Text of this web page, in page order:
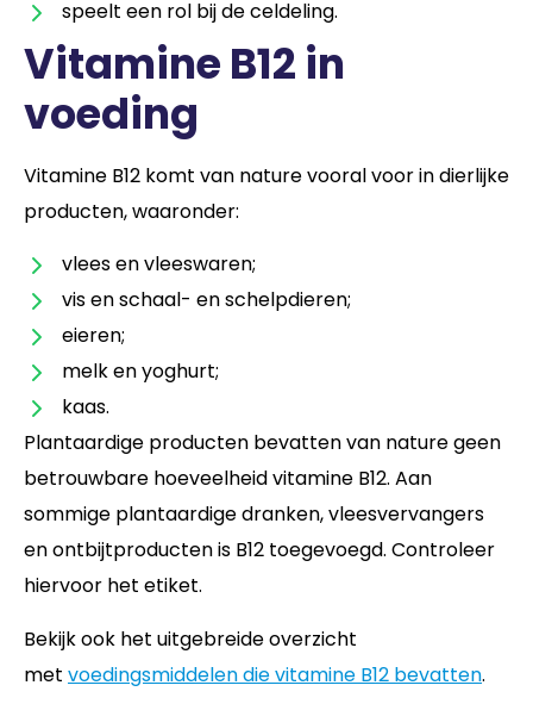
speelt een rol bij de celdeling.
Vitamine B12 in
voeding
Vitamine B12 komt van nature vooral voor in dierlijke
producten, waaronder:
vlees en vleeswaren;
vis en schaal- en schelpdieren;
eieren;
melk en yoghurt;
kaas.
Plantaardige producten bevatten van nature geen
betrouwbare hoeveelheid vitamine B12. Aan
sommige plantaardige dranken, vleesvervangers
en ontbijtproducten is B12 toegevoegd. Controleer
hiervoor het etiket.
Bekijk ook het uitgebreide overzicht
met voedingsmiddelen die vitamine B12 bevatten.